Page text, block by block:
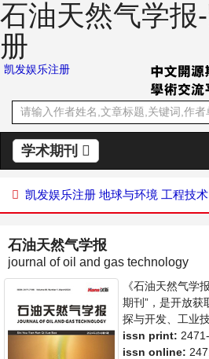
石油天然气学报
册
凯发娱乐注册
学术期刊
凯发娱乐注册 地球与环境 工程技术
石油天然气学报
journal of oil and gas technology
《石油天然气学
期刊”，是开放获
探与开发、工业
术论文和成果展
创新，倡导科学
issn print:
issn online: